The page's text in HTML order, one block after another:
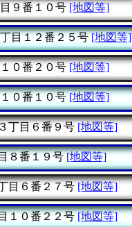
９番１０号 [地図等]
目１２番２５号 [地図等]
０番２０号 [地図等]
０番１０号 [地図等]
丁目６番９号 [地図等]
８番１９号 [地図等]
目６番２７号 [地図等]
１０番２２号 [地図等]